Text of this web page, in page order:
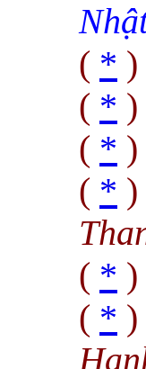
( *
( * )
( * )
( * )
( *
( * )